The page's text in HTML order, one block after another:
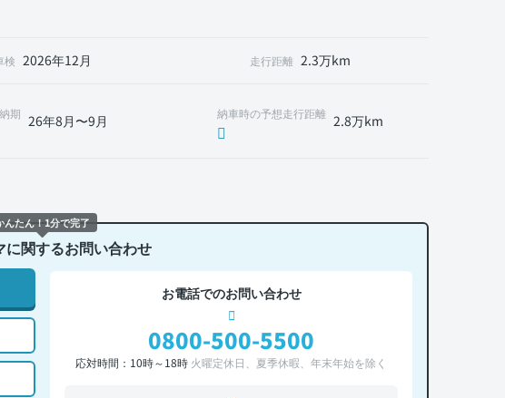
検 2026年12月 走行距離 2.3万km
期 26年8月〜9月 納車時の予想走行距離 2.8万km
に関するお問い合わせ
お電話でのお問い合わせ
0800-500-5500
応対時間：10時～18時 火曜定休日、夏季休暇、年末年始を除く
んたん！1分で完了